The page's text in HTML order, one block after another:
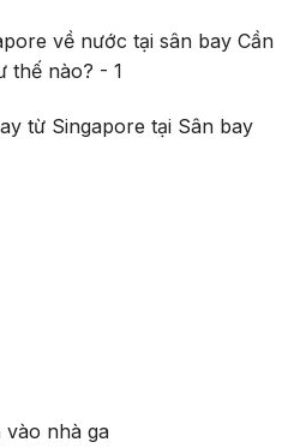
từ Singapore tại Sân bay
nhà ga